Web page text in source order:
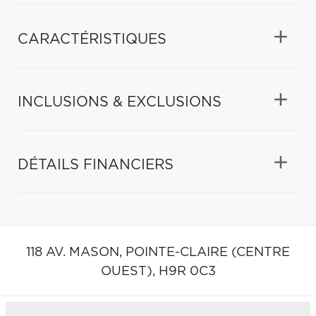
CARACTÉRISTIQUES
INCLUSIONS & EXCLUSIONS
DÉTAILS FINANCIERS
118 AV. MASON, POINTE-CLAIRE (CENTRE
OUEST), H9R 0C3